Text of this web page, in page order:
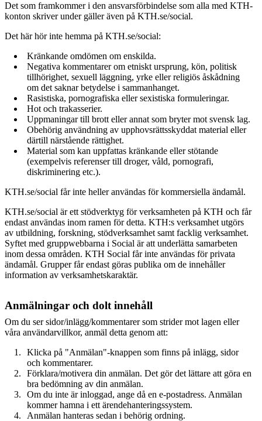
Det som framkommer i den ansvarsförbindelse som alla med KTH-
konton skriver under gäller även på KTH.se/social.
Det här hör inte hemma på KTH.se/social:
Kränkande omdömen om enskilda.
Negativa kommentarer om etniskt ursprung, kön, politisk
tillhörighet, sexuell läggning, yrke eller religiös åskådning
om det saknar betydelse i sammanhanget.
Rasistiska, pornografiska eller sexistiska formuleringar.
Hot och trakasserier.
Uppmaningar till brott eller annat som bryter mot svensk lag.
Obehörig användning av upphovsrättsskyddat material eller
därtill närstående rättighet.
Material som kan uppfattas kränkande eller stötande
(exempelvis referenser till droger, våld, pornografi,
diskriminering etc.).
KTH.se/social får inte heller användas för kommersiella ändamål.
KTH.se/social är ett stödverktyg för verksamheten på KTH och får
endast användas inom ramen för detta. KTH:s verksamhet utgörs
av utbildning, forskning, stödverksamhet samt facklig verksamhet.
Syftet med gruppwebbarna i Social är att underlätta samarbeten
inom dessa områden. KTH Social får inte användas för privata
ändamål. Grupper får endast göras publika om de innehåller
information av verksamhetskaraktär.
Anmälningar och dolt innehåll
Om du ser sidor/inlägg/kommentarer som strider mot lagen eller
våra användarvillkor, anmäl detta genom att:
Klicka på "Anmälan"-knappen som finns på inlägg, sidor
och kommentarer.
Förklara/motivera din anmälan. Det gör det lättare att göra en
bra bedömning av din anmälan.
Om du inte är inloggad, ange då en e-postadress. Anmälan
kommer hamna i ett ärendehanteringssystem.
Anmälan hanteras sedan i behörig ordning.